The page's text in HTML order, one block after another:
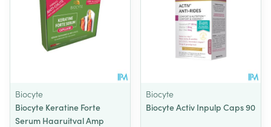
Biocyte
Biocyte Keratine Forte
Serum Haaruitval Amp
Biocyte
Biocyte Activ Inpulp Caps 90